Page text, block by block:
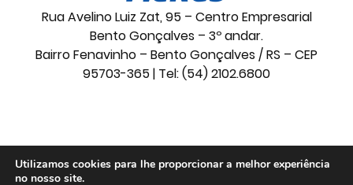
Rua Avelino Luiz Zat, 95 – Centro Empresarial
Bento Gonçalves – 3º andar.
Bairro Fenavinho – Bento Gonçalves / RS – CEP
95703-365 | Tel: (54) 2102.6800
© 2026 Movelsul. Todos os direitos reservados.
Utilizamos cookies para lhe proporcionar a melhor experiência
no nosso site.